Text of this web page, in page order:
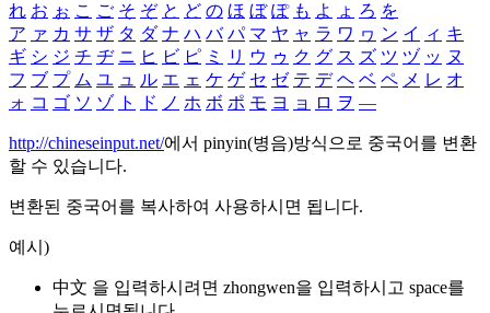
れ お ぉ こ ご そ ぞ と ど の ほ ぼ ぽ も よ ょ ろ を
ア ァ カ サ ザ タ ダ ナ ハ バ パ マ ヤ ャ ラ ワ ヮ ン イ ィ キ
ギ シ ジ チ ヂ ニ ヒ ビ ピ ミ リ ウ ゥ ク グ ス ズ ツ ヅ ッ ヌ
フ ブ プ ム ユ ュ ル エ ェ ケ ゲ セ ゼ テ デ ヘ ベ ペ メ レ オ
ォ コ ゴ ソ ゾ ト ド ノ ホ ボ ポ モ ヨ ョ ロ ヲ ―
http://chineseinput.net/에서 pinyin(병음)방식으로 중국어를 변환
할 수 있습니다.
변환된 중국어를 복사하여 사용하시면 됩니다.
예시)
中文 을 입력하시려면 zhongwen을 입력하시고 space를